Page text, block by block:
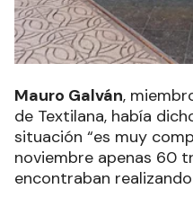
Mauro Galván,
de Textilana, había
situación “es muy
noviembre apenas 60
encontraban